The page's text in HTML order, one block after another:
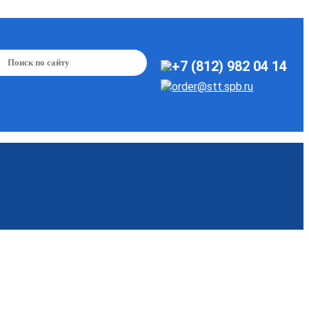
+7 (812) 982 04 14
order@stt.spb.ru